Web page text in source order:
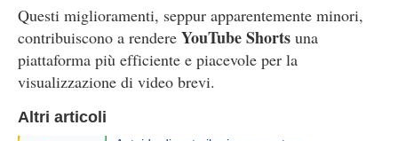
Questi miglioramenti, seppur apparentemente minori,
contribuiscono a rendere YouTube Shorts una
piattaforma più efficiente e piacevole per la
visualizzazione di video brevi.
Altri articoli